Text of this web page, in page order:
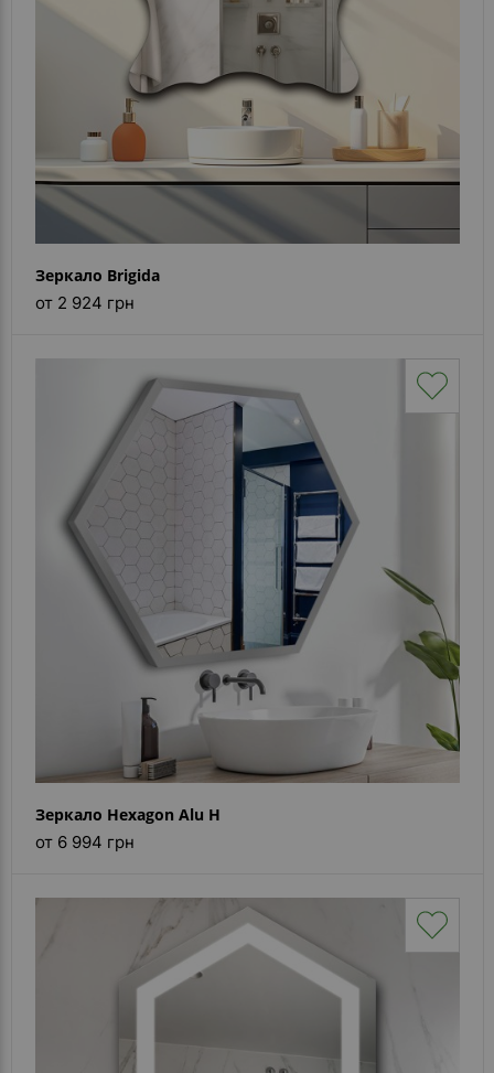
Зеркало Brigida
от 2 924 грн
Зеркало Hexagon Alu H
от 6 994 грн